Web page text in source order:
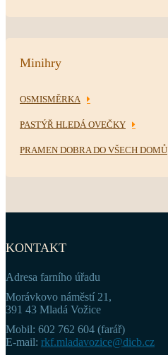
Minihry
OSMISMĚRKA
PASTÝŘ HLEDÁ OVEČKY
PRAMEN DOBRA DO VŠECH DOMŮ
KONTAKT
Adresa farního úřadu
Morávkovo náměstí 21,
391 43 Mladá Vožice
Mobil: 602 762 604 (farář)
E-mail: rkf.mladavozice@dicb.cz